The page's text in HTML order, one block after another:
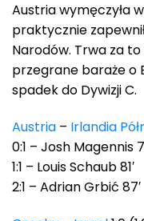
Austria wymęczyła
praktycznie
Narodów. Trwa za
przegrane baraże o
spadek do Dywizji C.
Austria – Irlandia
0:1 – Josh Magennis
1:1 – Louis Schaub 81′
2:1 – Adrian Grbić 87′